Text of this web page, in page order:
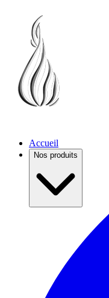
Accueil
Nos produits